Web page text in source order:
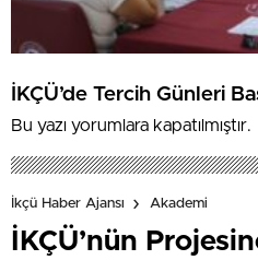
İKÇÜ’de Tercih Günleri
Bu yazı yorumlara kapatılmıştır.
İkçü Haber Ajansı Akademi
İKÇÜ’nün